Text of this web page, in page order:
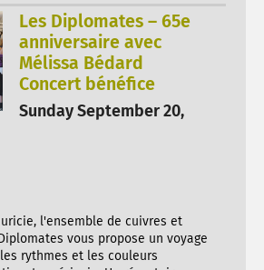
Les Diplomates – 65e
anniversaire avec
Mélissa Bédard
Concert bénéfice
Sunday September 20,
l'ensemble de cuivres et
vous propose un voyage
rythmes et les couleurs